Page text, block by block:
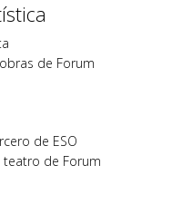
de ESO